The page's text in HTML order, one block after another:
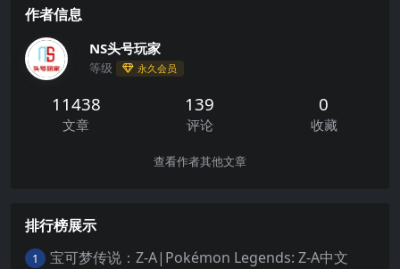
作者信息
NS头号玩家
等级 永久会员
11438
文章
139
评论
0
收藏
查看作者其他文章
排行榜展示
1 宝可梦传说：Z-A|Pokémon Legends: Z-A中文